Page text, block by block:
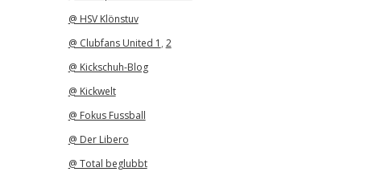
@ HSV Klönstuv
@ Clubfans United 1 , 2
@ Kickschuh-Blog
@ Kickwelt
@ Fokus Fussball
@ Der Libero
@ Total beglubbt